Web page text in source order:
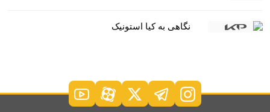
نگاهی به کیا استونیک